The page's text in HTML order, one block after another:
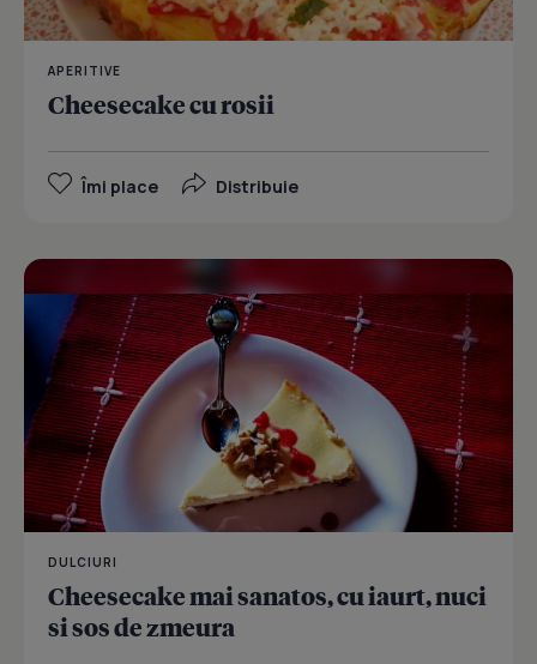
APERITIVE
Cheesecake cu rosii
Îmi place Distribuie
DULCIURI
Cheesecake mai sanatos, cu iaurt, nuci
si sos de zmeura